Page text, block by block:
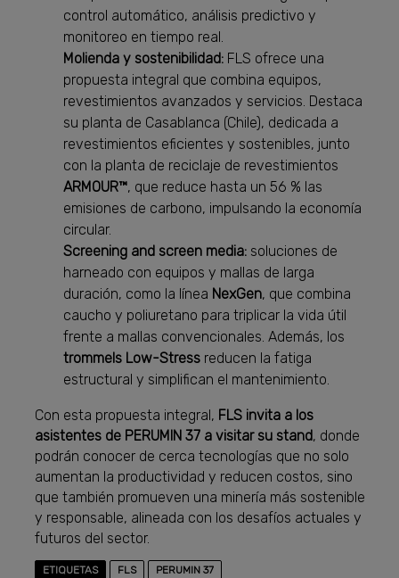
control automático, análisis predictivo y
monitoreo en tiempo real.
Molienda y sostenibilidad: FLS ofrece una
propuesta integral que combina equipos,
revestimientos avanzados y servicios. Destaca
su planta de Casablanca (Chile), dedicada a
revestimientos eficientes y sostenibles, junto
con la planta de reciclaje de revestimientos
ARMOUR™, que reduce hasta un 56 % las
emisiones de carbono, impulsando la economía
circular.
Screening and screen media: soluciones de
harneado con equipos y mallas de larga
duración, como la línea NexGen, que combina
caucho y poliuretano para triplicar la vida útil
frente a mallas convencionales. Además, los
trommels Low-Stress reducen la fatiga
estructural y simplifican el mantenimiento.
Con esta propuesta integral, FLS invita a los
asistentes de PERUMIN 37 a visitar su stand, donde
podrán conocer de cerca tecnologías que no solo
aumentan la productividad y reducen costos, sino
que también promueven una minería más sostenible
y responsable, alineada con los desafíos actuales y
futuros del sector.
ETIQUETAS FLS
PERUMIN 37